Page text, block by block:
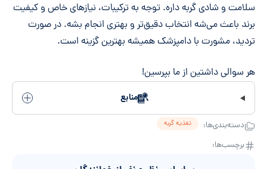
سلامت و شادی گربه داره. توجه به ترکیبات، نیازهای خاص و کیفیت
برند باعث می‌شه انتخاب دقیق‌تر و بهتری انجام بشه. در صورت
تردید، مشورت با دامپزشک همیشه بهترین گزینه است.
هر سوالی داشتین از ما بپرسین!
منابع
دسته‌بندی‌ها: تغذیه گربه
برچسب‌ها: